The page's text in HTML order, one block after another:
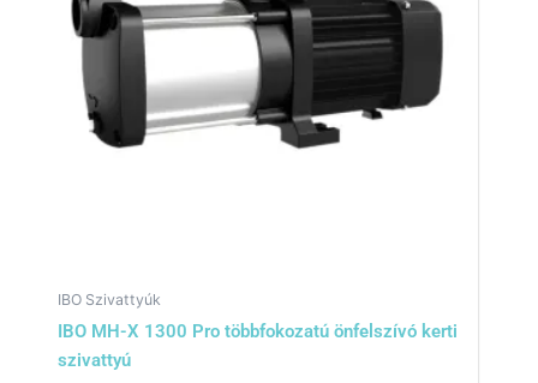
IBO Szivattyúk
IBO MH-X 1300 Pro többfokozatú önfelszívó kerti
szivattyú